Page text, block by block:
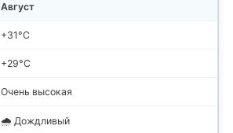
Август
+31°C
+29°C
Очень высокая
🌧️ Дождливый